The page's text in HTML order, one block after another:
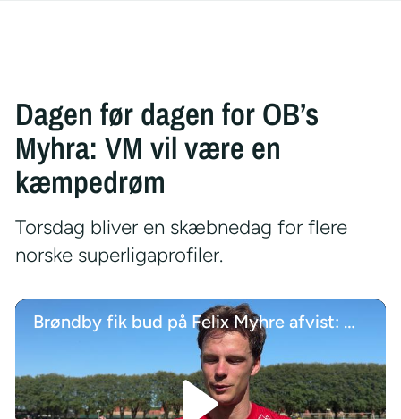
Dagen før dagen for OB’s
Myhra: VM vil være en
kæmpedrøm
Torsdag bliver en skæbnedag for flere
norske superligaprofiler.
Brøndby fik bud på Felix Myhre afvist: Måtte jeg acceptere